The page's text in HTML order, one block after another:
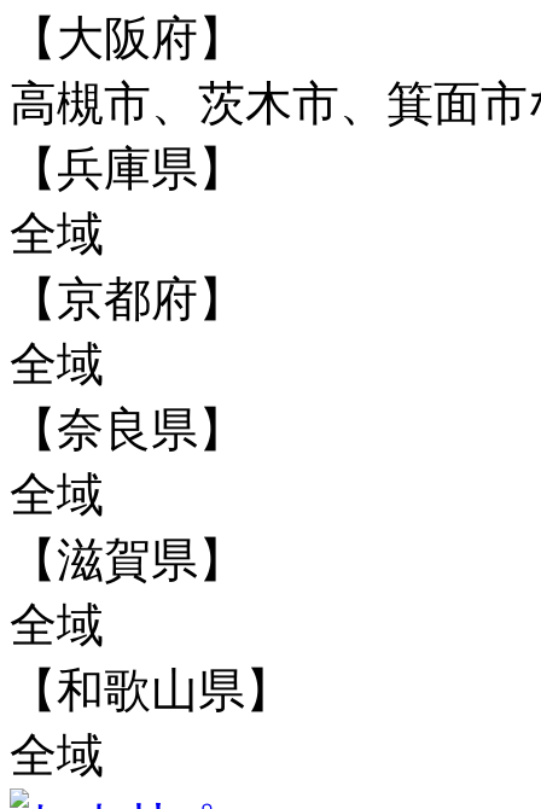
【大阪府】
高槻市、茨木市、箕面
【兵庫県】
全域
【京都府】
全域
【奈良県】
全域
【滋賀県】
全域
【和歌山県】
全域